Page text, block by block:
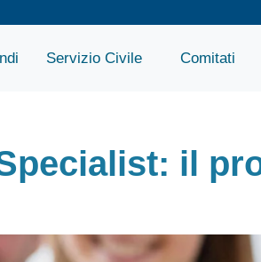
Servizio Civile Comitati
il